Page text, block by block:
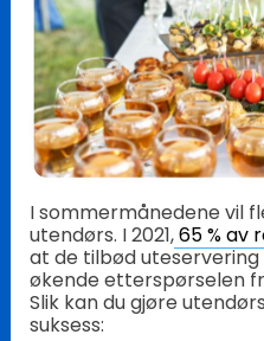
I sommermånedene vil
utendørs. I 2021,65 % av
at de tilbød
økende etterspørselen
Slik kan du gjøre
suksess: